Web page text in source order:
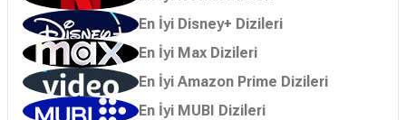
En İyi Disney+ Dizileri
En İyi Max Dizileri
En İyi Amazon Prime Dizileri
En İyi MUBI Dizileri